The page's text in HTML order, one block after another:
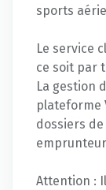
sports
Le service
ce soit par
La gestion
plateforme
dossiers
Attention :